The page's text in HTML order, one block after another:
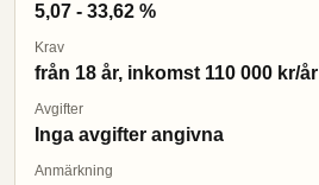
5,07 - 33,62 %
Krav
från 18 år, inkomst 110 000 kr/år
Avgifter
Inga avgifter angivna
Anmärkning